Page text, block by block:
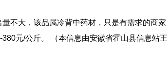
不大，该品属冷背中药材，只是有需求的商家
元/公斤。 （本信息由安徽省霍山县信息站王